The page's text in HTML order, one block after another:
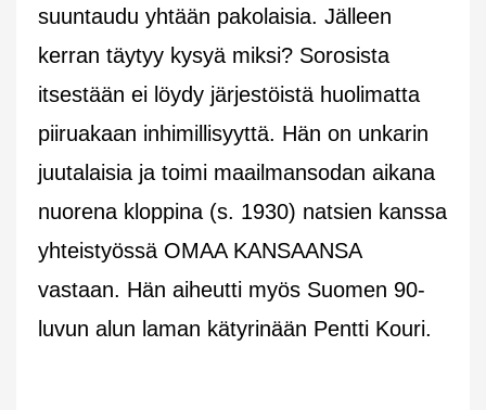
suuntaudu yhtään pakolaisia. Jälleen
kerran täytyy kysyä miksi? Sorosista
itsestään ei löydy järjestöistä huolimatta
piiruakaan inhimillisyyttä. Hän on unkarin
juutalaisia ja toimi maailmansodan aikana
nuorena kloppina (s. 1930) natsien kanssa
yhteistyössä OMAA KANSAANSA
vastaan. Hän aiheutti myös Suomen 90-
luvun alun laman kätyrinään Pentti Kouri.